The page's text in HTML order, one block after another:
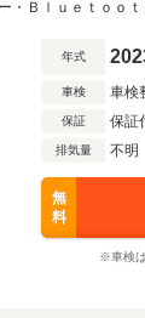
年式
車検 車検
保証 保証
排気量 不明
無
料
※車検